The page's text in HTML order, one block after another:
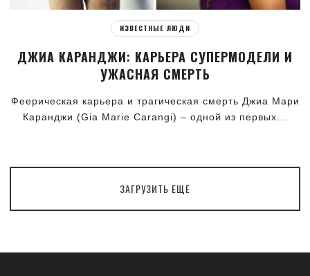
ИЗВЕСТНЫЕ ЛЮДИ
ДЖИА КАРАНДЖИ: КАРЬЕРА СУПЕРМОДЕЛИ И
УЖАСНАЯ СМЕРТЬ
Феерическая карьера и трагическая смерть Джиа Мари
Каранджи (Gia Marie Carangi) – одной из первых...
ЗАГРУЗИТЬ ЕЩЕ